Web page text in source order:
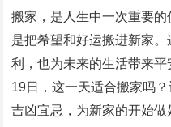
搬家，是人生中一次重要
是把希望和好运搬进新家
利，也为未来的生活带来
19日，这一天适合搬家吗
吉凶宜忌，为新家的开始做